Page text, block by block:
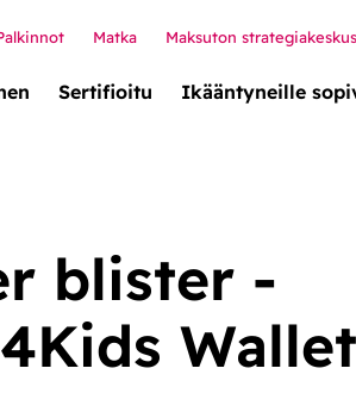
Sertifioitu Ikääntyneille
Matka Maksuton
blister -
Wallet